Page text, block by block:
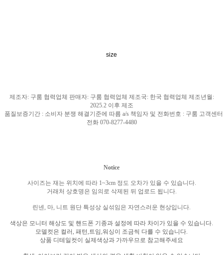
size
제조자: 구룸 협력업체 판매자: 구룸 협력업체 제조국: 한국 협력업체 제조년월 :
2025.2 이후 제조
품질보증기간 : 소비자 분쟁 해결기준에 따름 a/s 책임자 및 전화번호 : 구룸 고객센터
전화 070-8277-4480
Notice
사이즈는 재는 위치에 따라 1~3cm 정도 오차가 있을 수 있습니다.
거래처 상호명은 임의로 삭제된 뒤 업로드 됩니다.
린넨, 마, 니트 원단 특성상 실섞임은 자연스러운 현상입니다.
색상은 모니터 해상도 및 핸드폰 기종과 설정에 따라 차이가 있을 수 있습니다.
모델컷은 컬러, 패턴,트임,워싱이 조금씩 다를 수 있습니다.
상품 디테일컷이 실제색상과 가까우므로 참고해주세요